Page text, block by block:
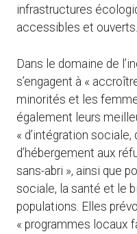
infrastructures
accessibles et
Dans le domaine de
s’engagent à «
minorités et les
également leurs
« d’intégration sociale,
d’hébergement aux
sans-abri », ainsi que
sociale, la santé et le
populations. Elles
« programmes locaux